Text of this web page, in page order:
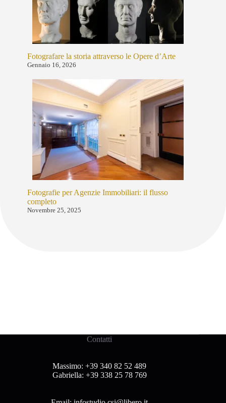
Fotografare la storia attraverso le Opere d’Arte
Gennaio 16, 2026
Fotografie per Agenzie Immobiliari: il flusso
completo
Novembre 25, 2025
Contatti
Massimo: +39 340 82 52 489
Gabriella: +39 338 25 78 769